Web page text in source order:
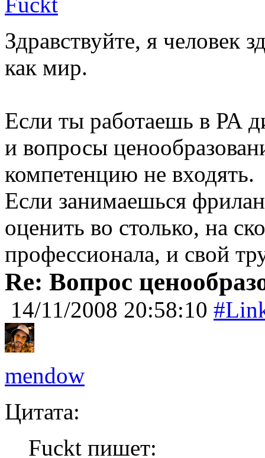
Здравствуйте, я человек
как мир.
Если ты работаешь в РА
и вопросы
компетенцию не входять.
Если занимаешься
оценить во столько, на
профессионала, и свой
Re: Вопрос
14/11/2008 20:58:10
mendow
Цитата:
Fuckt пишет: